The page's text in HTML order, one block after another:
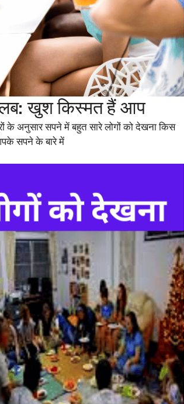
खुश किस्मत हैं आप
के अनुसार सपने में बहुत सारे लोगों को देखना किस
सपने के बारे में